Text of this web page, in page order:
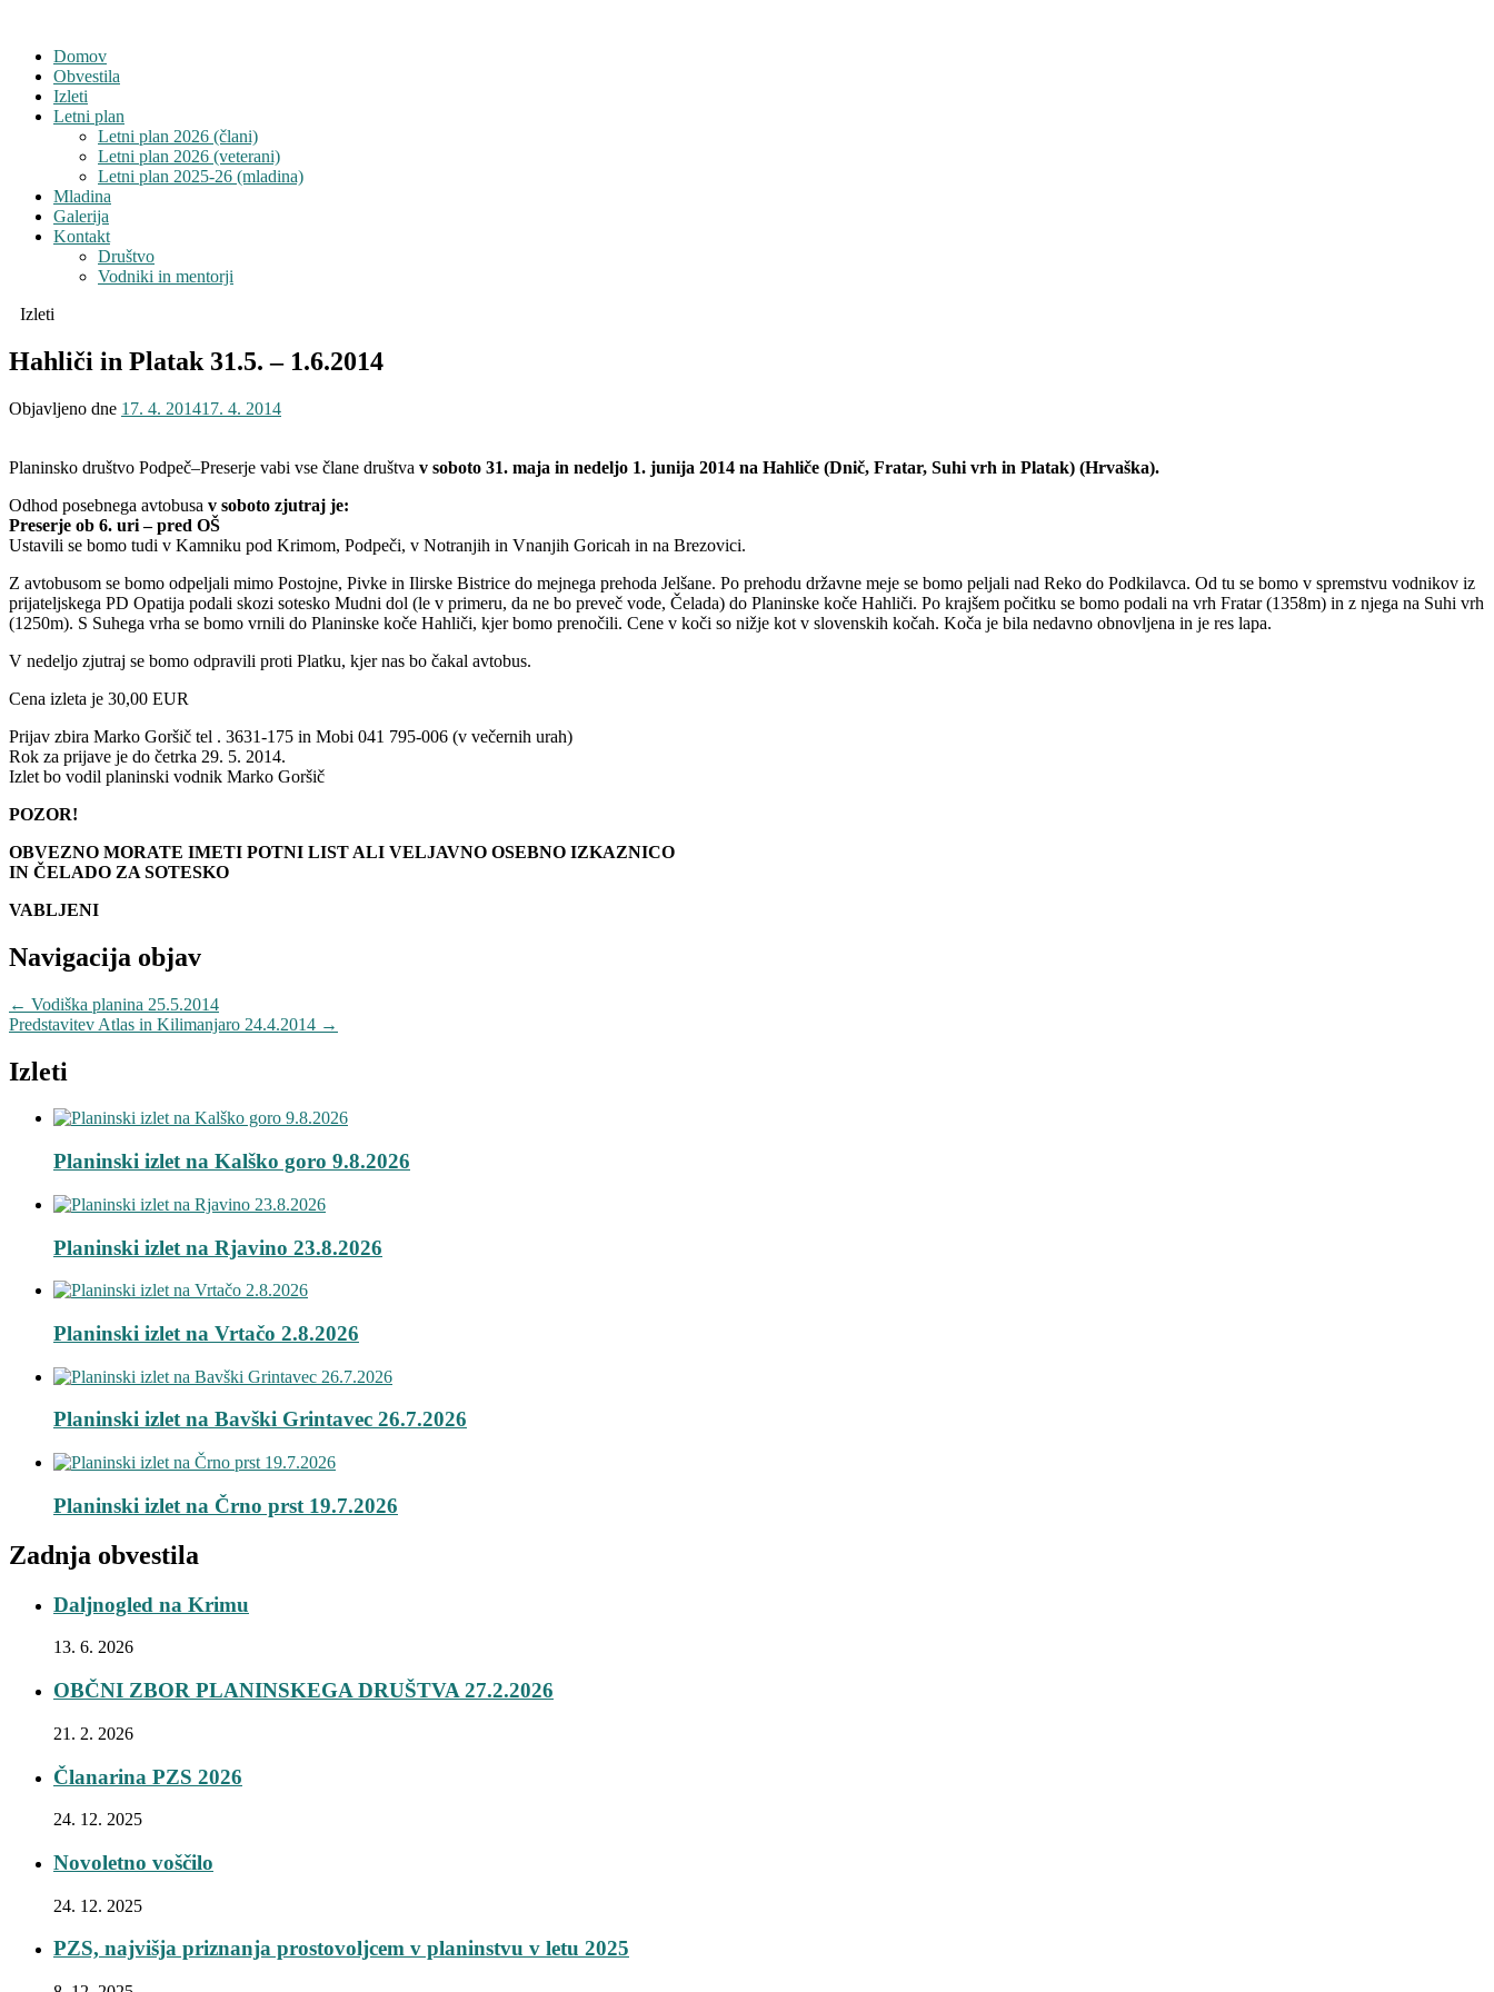
Domov
Obvestila
Izleti
Letni plan
Letni plan 2026 (člani)
Letni plan 2026 (veterani)
Letni plan 2025-26 (mladina)
Mladina
Galerija
Kontakt
Društvo
Vodniki in mentorji
Izleti
Hahliči in Platak 31.5. – 1.6.2014
Objavljeno dne 17. 4. 201417. 4. 2014
Planinsko društvo Podpeč–Preserje vabi vse člane društva v soboto 31. maja in nedeljo 1. junija 2014 na Hahliče (Dnič, Fratar, Suhi vrh in Platak) (Hrvaška).
Odhod posebnega avtobusa v soboto zjutraj je:
Preserje ob 6. uri – pred OŠ
Ustavili se bomo tudi v Kamniku pod Krimom, Podpeči, v Notranjih in Vnanjih Goricah in na Brezovici.
Z avtobusom se bomo odpeljali mimo Postojne, Pivke in Ilirske Bistrice do mejnega prehoda Jelšane. Po prehodu državne meje se bomo peljali nad Reko do Podkilavca. Od tu se bomo v spremstvu vodnikov iz
prijateljskega PD Opatija podali skozi sotesko Mudni dol (le v primeru, da ne bo preveč vode, Čelada) do Planinske koče Hahliči. Po krajšem počitku se bomo podali na vrh Fratar (1358m) in z njega na Suhi vrh
(1250m). S Suhega vrha se bomo vrnili do Planinske koče Hahliči, kjer bomo prenočili. Cene v koči so nižje kot v slovenskih kočah. Koča je bila nedavno obnovljena in je res lapa.
V nedeljo zjutraj se bomo odpravili proti Platku, kjer nas bo čakal avtobus.
Cena izleta je 30,00 EUR
Prijav zbira Marko Goršič tel . 3631-175 in Mobi 041 795-006 (v večernih urah)
Rok za prijave je do četrka 29. 5. 2014.
Izlet bo vodil planinski vodnik Marko Goršič
POZOR!
OBVEZNO MORATE IMETI POTNI LIST ALI VELJAVNO OSEBNO IZKAZNICO
IN ČELADO ZA SOTESKO
VABLJENI
Navigacija objav
← Vodiška planina 25.5.2014
Predstavitev Atlas in Kilimanjaro 24.4.2014 →
Izleti
Planinski izlet na Kalško goro 9.8.2026
Planinski izlet na Rjavino 23.8.2026
Planinski izlet na Vrtačo 2.8.2026
Planinski izlet na Bavški Grintavec 26.7.2026
Planinski izlet na Črno prst 19.7.2026
Zadnja obvestila
Daljnogled na Krimu
13. 6. 2026
OBČNI ZBOR PLANINSKEGA DRUŠTVA 27.2.2026
21. 2. 2026
Članarina PZS 2026
24. 12. 2025
Novoletno voščilo
24. 12. 2025
PZS, najvišja priznanja prostovoljcem v planinstvu v letu 2025